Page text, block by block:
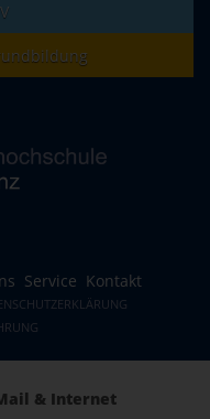
Service Kontakt
& Internet